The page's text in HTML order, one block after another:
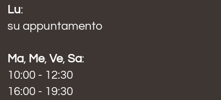
Lu:
su appuntamento
Ma, Me, Ve, Sa:
10:00 - 12:30
16:00 - 19:30